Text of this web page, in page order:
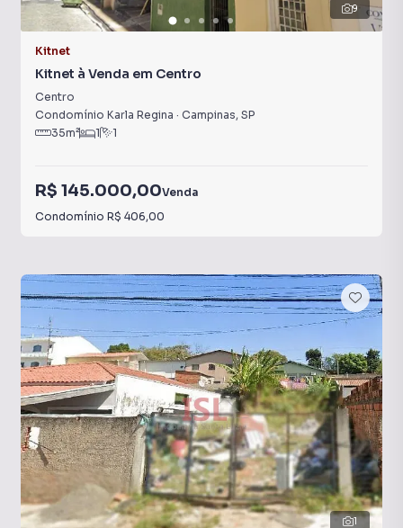
9
Kitnet
Kitnet à Venda em Centro
Centro
Condomínio Karla Regina · Campinas, SP
35m² 1 1
R$ 145.000,00Venda
Condomínio R$ 406,00
1